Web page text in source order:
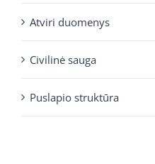
Atviri duomenys
Civilinė sauga
Puslapio struktūra